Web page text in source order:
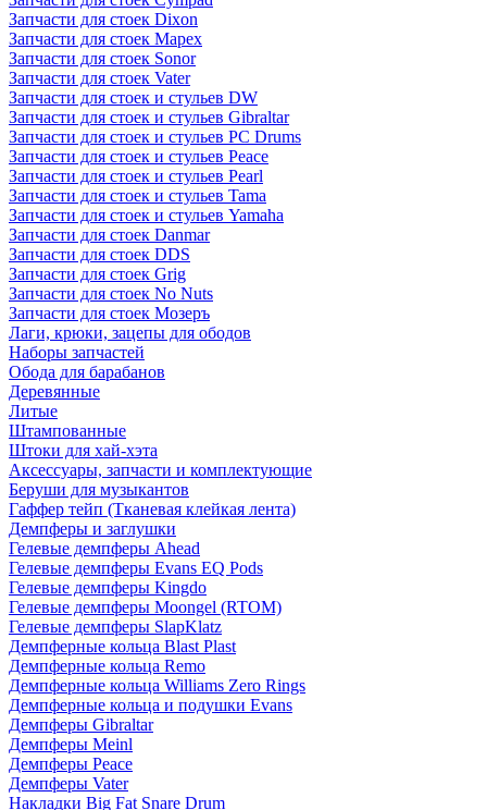
Запчасти для стоек Dixon
Запчасти для стоек Mapex
Запчасти для стоек Sonor
Запчасти для стоек Vater
Запчасти для стоек и стульев DW
Запчасти для стоек и стульев Gibraltar
Запчасти для стоек и стульев PC Drums
Запчасти для стоек и стульев Peace
Запчасти для стоек и стульев Pearl
Запчасти для стоек и стульев Tama
Запчасти для стоек и стульев Yamaha
Запчасти для стоек Danmar
Запчасти для стоек DDS
Запчасти для стоек Grig
Запчасти для стоек No Nuts
Запчасти для стоек Мозеръ
Лаги, крюки, зацепы для ободов
Наборы запчастей
Обода для барабанов
Деревянные
Литые
Штампованные
Штоки для хай-хэта
Аксессуары, запчасти и комплектующие
Беруши для музыкантов
Гаффер тейп (Тканевая клейкая лента)
Демпферы и заглушки
Гелевые демпферы Ahead
Гелевые демпферы Evans EQ Pods
Гелевые демпферы Kingdo
Гелевые демпферы Moongel (RTOM)
Гелевые демпферы SlapKlatz
Демпферные кольца Blast Plast
Демпферные кольца Remo
Демпферные кольца Williams Zero Rings
Демпферные кольца и подушки Evans
Демпферы Gibraltar
Демпферы Meinl
Демпферы Peace
Демпферы Vater
Накладки Big Fat Snare Drum